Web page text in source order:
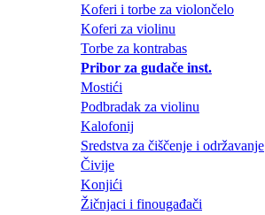
Koferi i torbe za violončelo
Koferi za violinu
Torbe za kontrabas
Pribor za gudače inst.
Mostići
Podbradak za violinu
Kalofonij
Sredstva za čiščenje i održavanje
Čivije
Konjići
Žičnjaci i finougađači